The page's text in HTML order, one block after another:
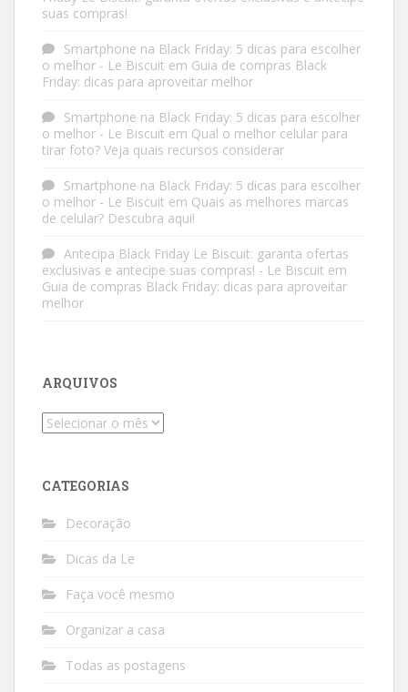
suas compras!
Smartphone na Black Friday: 5 dicas para escolher
o melhor - Le Biscuit em Guia de compras Black
Friday: dicas para aproveitar melhor
Smartphone na Black Friday: 5 dicas para escolher
o melhor - Le Biscuit em Qual o melhor celular para
tirar foto? Veja quais recursos considerar
Smartphone na Black Friday: 5 dicas para escolher
o melhor - Le Biscuit em Quais as melhores marcas
de celular? Descubra aqui!
Antecipa Black Friday Le Biscuit: garanta ofertas
exclusivas e antecipe suas compras! - Le Biscuit em
Guia de compras Black Friday: dicas para aproveitar
melhor
ARQUIVOS
Arquivos
CATEGORIAS
Decoração
Dicas da Le
Faça você mesmo
Organizar a casa
Todas as postagens